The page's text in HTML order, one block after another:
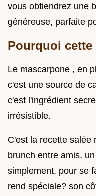
vous obtiendrez une
généreuse, parfaite
Pourquoi cette
Le mascarpone , en
c'est une source de
c'est l'ingrédient
irrésistible.
C'est la recette salée
brunch entre amis,
simplement, pour se
rend spéciale? son